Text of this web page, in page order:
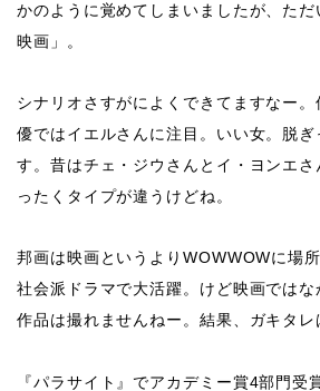
かのように覚めてしまいましたが、た
映画」。
シナリオさすがによくできてますなー
優ではイエルさんに注目。いい女。脱ぎ
す。昔はチェ・ジウさんとイ・ヨンエさ
ったくタイプが違うけどね。
邦画は映画というよりWOWWOWに場
社会派ドラマで大活躍。けど映画では
作品は撮れませんねー。結果、ガキタレ
『パラサイト』でアカデミー賞4部門受